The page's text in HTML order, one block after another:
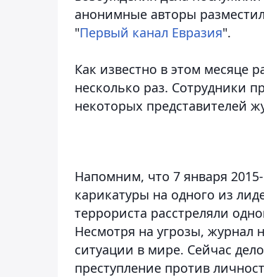
анонимные авторы
"Первый канал Евразия".
Как известно в этом месяце
несколько раз. Сотрудники
некоторых представителей
Напомним, что 7 января
карикатуры на одного из
террориста расстреляли
Несмотря на угрозы, журнал
ситуации в мире. Сейчас
преступление против